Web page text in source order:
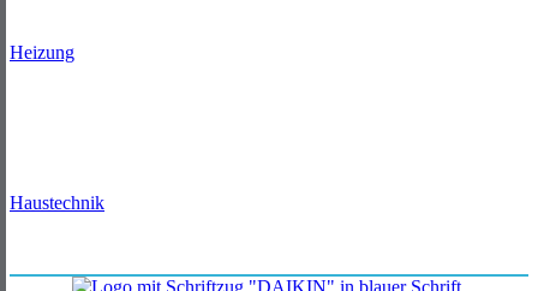
Heizung
Haustechnik